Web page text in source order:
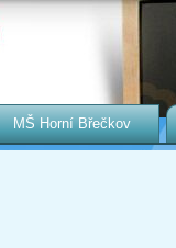
MŠ Horní Břečkov